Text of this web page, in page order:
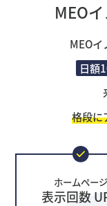
MEO
MEOイ
日額
格段に
ホームページ
表示回数